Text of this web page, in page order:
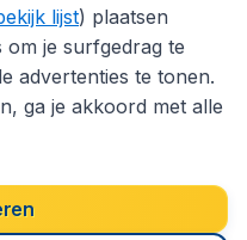
2026
lijst) plaatsen
je surfgedrag te
advertenties te tonen.
ga je akkoord met alle